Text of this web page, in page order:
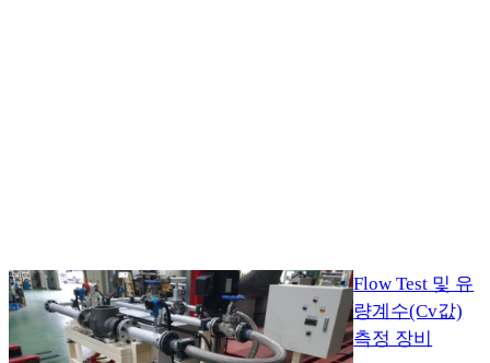
Flow Test 및 유
량계수(Cv값)
측정 장비